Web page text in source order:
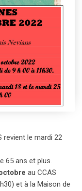
revient le mardi 22
65 ans et plus.
au CCAS
et à la Maison de